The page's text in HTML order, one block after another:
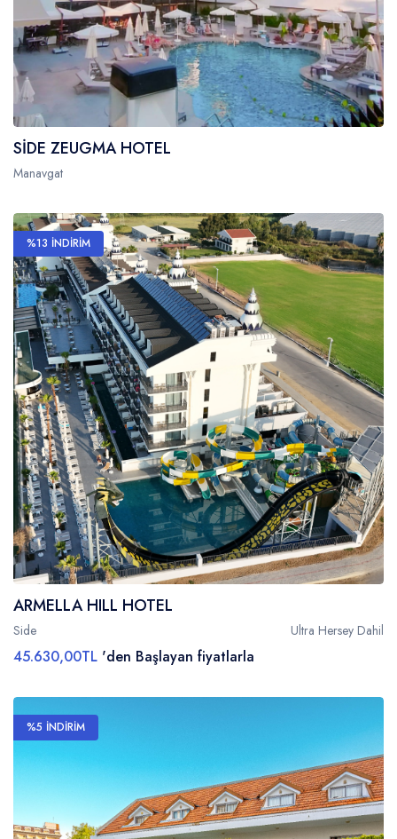
SİDE ZEUGMA HOTEL
Manavgat
%13 İNDİRİM
ARMELLA HILL HOTEL
Side Ultra Hersey Dahil
45.630,00TL 'den Başlayan fiyatlarla
%5 İNDİRİM